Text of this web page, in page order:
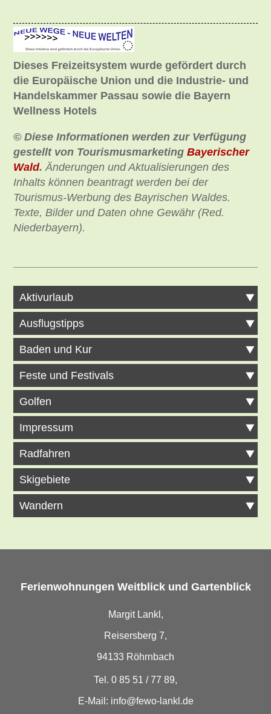
Dieses Freizeitsystem wurde gefördert durch
die Europäische Union und die Industrie- und
Handelskammer Passau sowie die Bayern
Wellness Hotels
© Diese Informationen werden zur Verfügung
gestellt von TourismusmarketingBayerischer
Wald. Änderungen und Aktualisierungen des
Inhalts können beantragt werden bei der
Tourismus-Werbung des Bayrischen Waldes.
Texte, Bilder und Daten ohne Gewähr (Red.
Niederbayern).
Aktivurlaub
Ausflugstipps
Baden und Kur
Feste und Festivals
Golfen
Impressum
Radfahren
Skigebiete
Wandern
Ferienwohnungen Weitblick und Gartenblick
Margit Lankl,
Reisersberg 7,
94133 Röhrnbach
Tel. 0 85 51 / 77 89,
E-Mail: info@fewo-lankl.de